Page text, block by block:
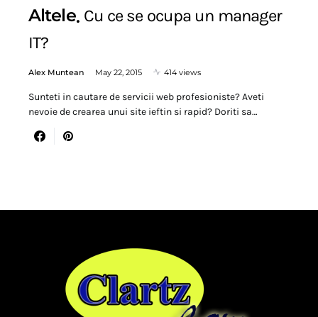
Altele Cu ce se ocupa un manager
IT?
Alex Muntean May 22, 2015 414 views
Sunteti in cautare de servicii web profesioniste? Aveti
nevoie de crearea unui site ieftin si rapid? Doriti sa…